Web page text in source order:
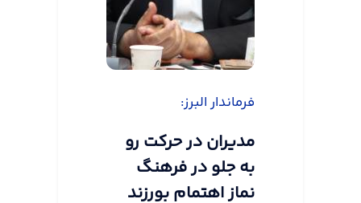
فرماندار البرز:
مدیران در حرکت رو
به جلو در فرهنگ
نماز اهتمام بورزند